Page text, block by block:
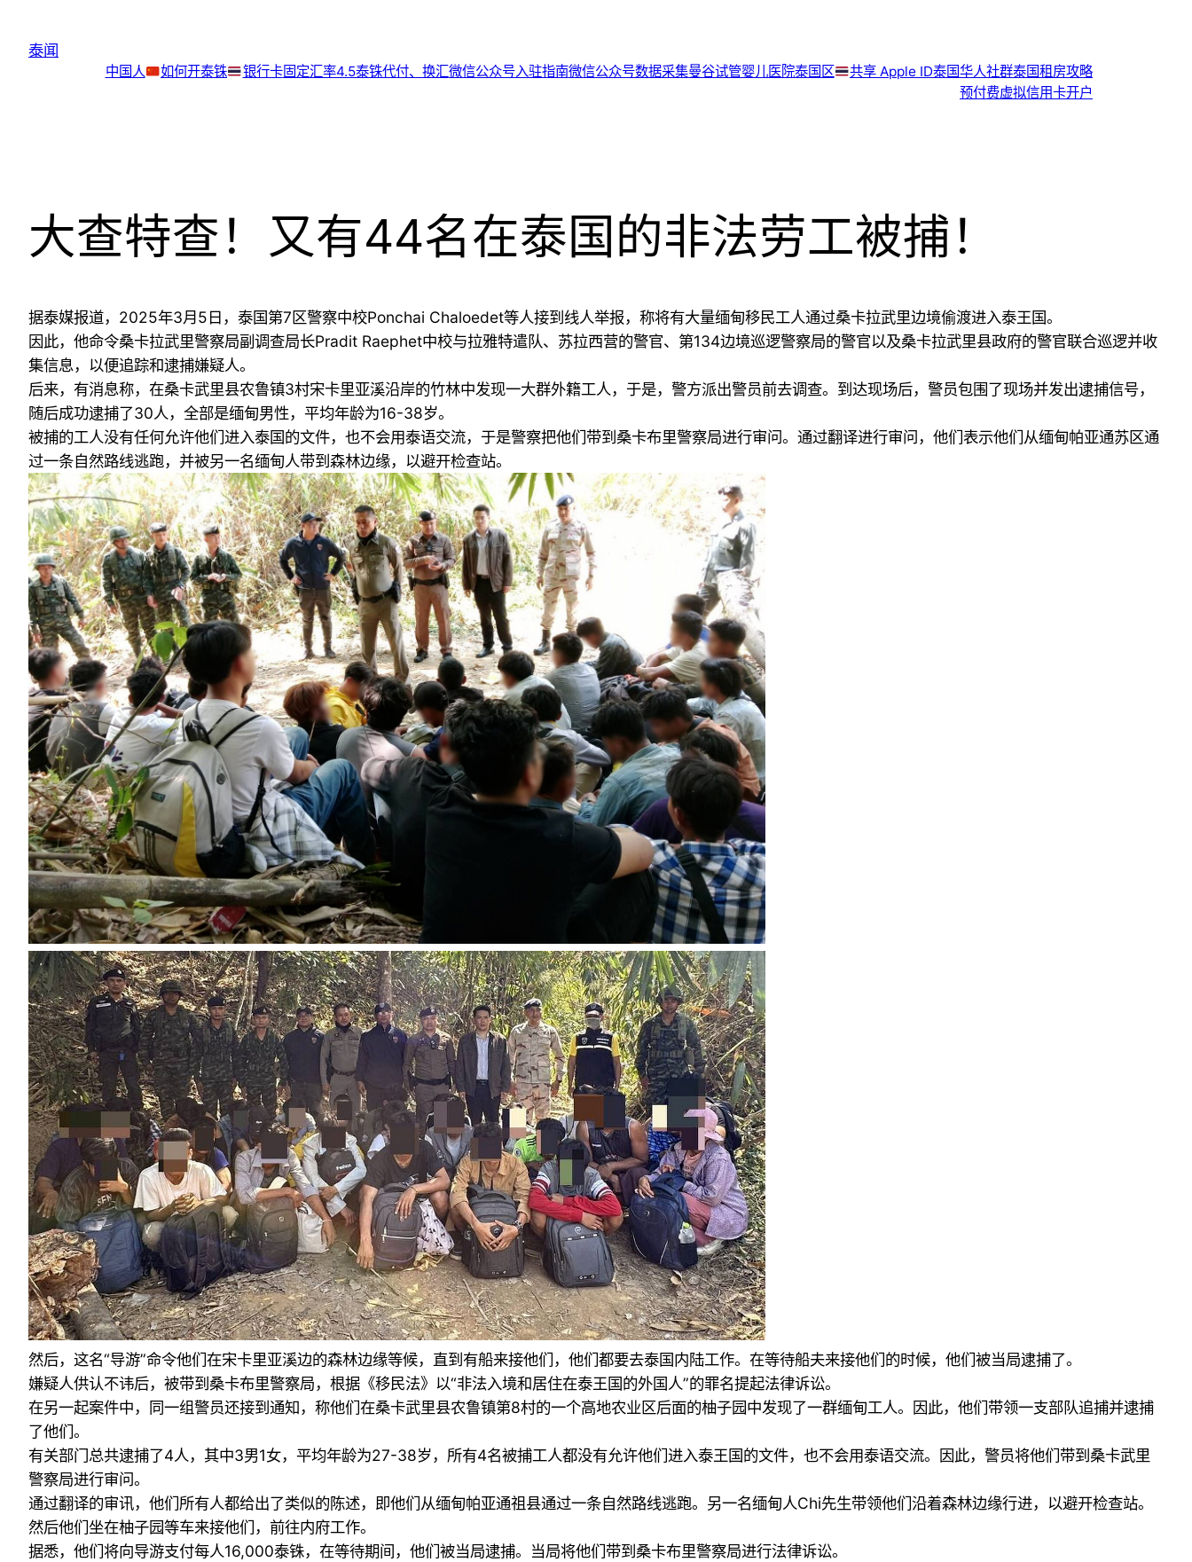
泰闻
中国人 如何开泰铢 银行卡固定汇率4.5泰铢代付、换汇微信公众号入驻指南微信公众号数据采集曼谷试管婴儿医院泰国区 共享 Apple ID泰国华人社群泰国租房攻略
预付费虚拟信用卡开户
大查特查！又有44名在泰国的非法劳工被捕！
据泰媒报道，2025年3月5日，泰国第7区警察中校Ponchai Chaloedet等人接到线人举报，称将有大量缅甸移民工人通过桑卡拉武里边境偷渡进入泰王国。
因此，他命令桑卡拉武里警察局副调查局长Pradit Raephet中校与拉雅特遣队、苏拉西营的警官、第134边境巡逻警察局的警官以及桑卡拉武里县政府的警官联合巡逻并收
集信息，以便追踪和逮捕嫌疑人。
后来，有消息称，在桑卡武里县农鲁镇3村宋卡里亚溪沿岸的竹林中发现一大群外籍工人，于是，警方派出警员前去调查。到达现场后，警员包围了现场并发出逮捕信号，
随后成功逮捕了30人，全部是缅甸男性，平均年龄为16-38岁。
被捕的工人没有任何允许他们进入泰国的文件，也不会用泰语交流，于是警察把他们带到桑卡布里警察局进行审问。通过翻译进行审问，他们表示他们从缅甸帕亚通苏区通
过一条自然路线逃跑，并被另一名缅甸人带到森林边缘，以避开检查站。
然后，这名“导游”命令他们在宋卡里亚溪边的森林边缘等候，直到有船来接他们，他们都要去泰国内陆工作。在等待船夫来接他们的时候，他们被当局逮捕了。
嫌疑人供认不讳后，被带到桑卡布里警察局，根据《移民法》以“非法入境和居住在泰王国的外国人”的罪名提起法律诉讼。
在另一起案件中，同一组警员还接到通知，称他们在桑卡武里县农鲁镇第8村的一个高地农业区后面的柚子园中发现了一群缅甸工人。因此，他们带领一支部队追捕并逮捕
了他们。
有关部门总共逮捕了4人，其中3男1女，平均年龄为27-38岁，所有4名被捕工人都没有允许他们进入泰王国的文件，也不会用泰语交流。因此，警员将他们带到桑卡武里
警察局进行审问。
通过翻译的审讯，他们所有人都给出了类似的陈述，即他们从缅甸帕亚通祖县通过一条自然路线逃跑。另一名缅甸人Chi先生带领他们沿着森林边缘行进，以避开检查站。
然后他们坐在柚子园等车来接他们，前往内府工作。
据悉，他们将向导游支付每人16,000泰铢，在等待期间，他们被当局逮捕。当局将他们带到桑卡布里警察局进行法律诉讼。